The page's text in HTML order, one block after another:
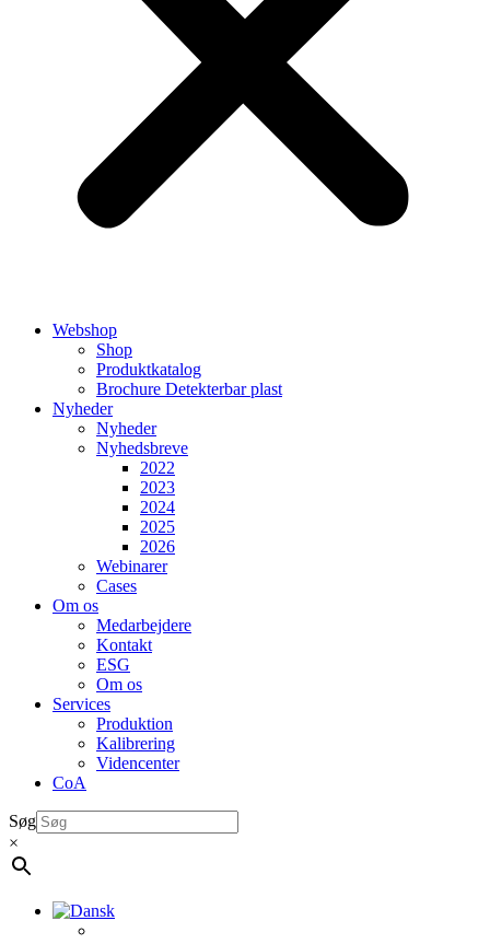
Webshop
Shop
Produktkatalog
Brochure Detekterbar plast
Nyheder
Nyheder
Nyhedsbreve
2022
2023
2024
2025
2026
Webinarer
Cases
Om os
Medarbejdere
Kontakt
ESG
Om os
Services
Produktion
Kalibrering
Videncenter
CoA
Søg
×